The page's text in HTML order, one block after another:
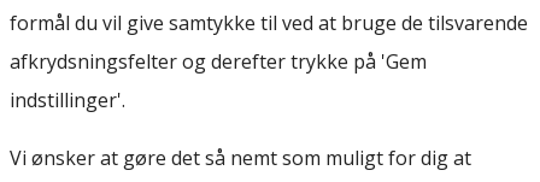
formål du vil give samtykke til ved at bruge de tilsvarende
afkrydsningsfelter og derefter trykke på 'Gem
indstillinger'.
Vi ønsker at gøre det så nemt som muligt for dig at